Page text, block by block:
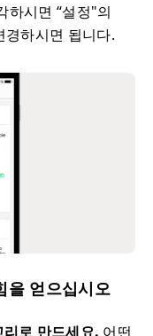
하시면 “설정"의
경하시면 됩니다.
을 얻으십시오
로 만드세요. 어떤